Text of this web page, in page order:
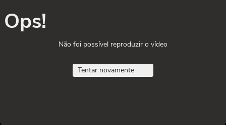
Ops!
Não foi possível reproduzir o vídeo
Tentar novamente